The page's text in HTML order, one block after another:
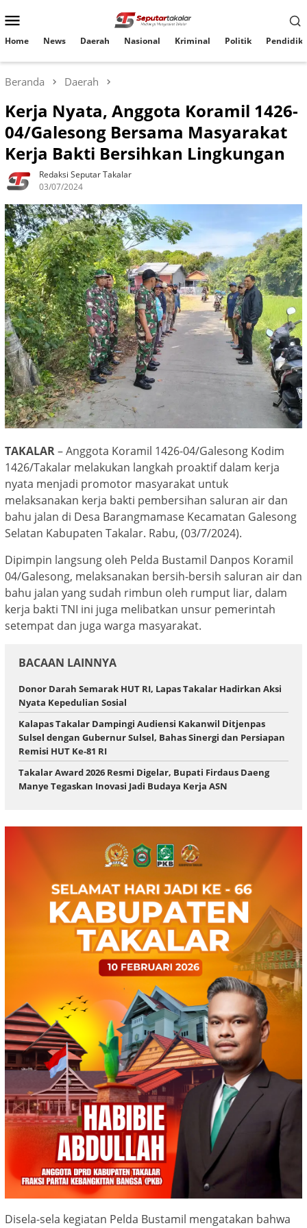
ke
Mobile
Home News Daerah Nasional Kriminal Politik
Beranda Daerah
Kerja Nyata, Anggota Koramil 1426-
04/Galesong Bersama Masyarakat
Kerja Bakti Bersihkan Lingkungan
Redaksi Seputar Takalar
03/07/2024
TAKALAR– Anggota Koramil 1426-04/Galesong Kodim
1426/Takalar melakukan langkah proaktif dalam kerja
nyata menjadi promotor masyarakat untuk
melaksanakan kerja bakti pembersihan saluran air dan
bahu jalan di Desa Barangmamase Kecamatan Galesong
Selatan Kabupaten Takalar. Rabu, (03/7/2024).
Dipimpin langsung oleh Pelda Bustamil Danpos Koramil
04/Galesong, melaksanakan bersih-bersih saluran air dan
bahu jalan yang sudah rimbun oleh rumput liar, dalam
kerja bakti TNI ini juga melibatkan unsur pemerintah
setempat dan juga warga masyarakat.
BACAAN LAINNYA
Donor Darah Semarak HUT RI, Lapas Takalar Hadirkan Aksi
Nyata Kepedulian Sosial
Kalapas Takalar Dampingi Audiensi Kakanwil Ditjenpas
Sulsel dengan Gubernur Sulsel, Bahas Sinergi dan Persiapan
Remisi HUT Ke-81 RI
Takalar Award 2026 Resmi Digelar, Bupati Firdaus Daeng
Manye Tegaskan Inovasi Jadi Budaya Kerja ASN
Disela-sela kegiatan Pelda Bustamil mengatakan bahwa